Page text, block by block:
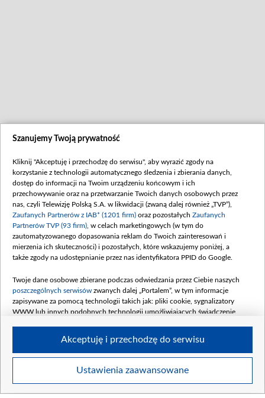
Szanujemy Twoją prywatność
Kliknij "Akceptuję i przechodzę do serwisu", aby wyrazić zgody na
korzystanie z technologii automatycznego śledzenia i zbierania danych,
dostęp do informacji na Twoim urządzeniu końcowym i ich
przechowywanie oraz na przetwarzanie Twoich danych osobowych przez
nas, czyli Telewizję Polską S.A. w likwidacji (zwaną dalej również „TVP”),
Zaufanych Partnerów z IAB* (1201 firm) oraz pozostałych Zaufanych
Partnerów TVP (93 firm) , w celach marketingowych (w tym do
zautomatyzowanego dopasowania reklam do Twoich zainteresowań i
mierzenia ich skuteczności) i pozostałych, które wskazujemy poniżej, a
także zgody na udostępnianie przez nas identyfikatora PPID do Google.
Twoje dane osobowe zbierane podczas odwiedzania przez Ciebie naszych
poszczególnych serwisów zwanych dalej „Portalem”, w tym informacje
zapisywane za pomocą technologii takich jak: pliki cookie, sygnalizatory
WWW lub innych podobnych technologii umożliwiających świadczenie
Twoje dane osobowe zbierane podczas odwiedzania przez Ciebie
Ustawienia zaawansowane
Akceptuję i przechodzę do serwisu